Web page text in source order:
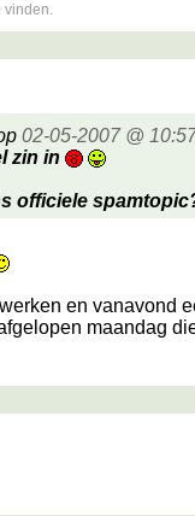
vinden.
02-05-2007 @
zin in
officiele
en vanavond
maandag